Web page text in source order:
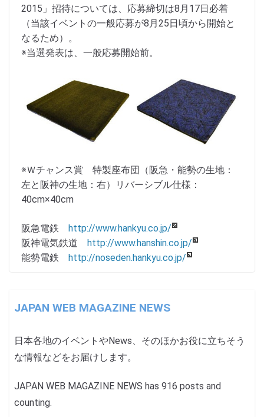
2015」招待については、応募締切は8月17日必着
（当該イベントの一般応募が8月25日頃から開始と
なるため）。
※当選発表は、一般応募開始前。
※Ｗチャンス賞 特製座布団（阪急・能勢の生地：
左と阪神の生地：右）リバーシブル仕様：
40cm×40cm
阪急電鉄
http://www.hankyu.co.jp/
阪神電気鉄道
http://www.hanshin.co.jp/
能勢電鉄
http://noseden.hankyu.co.jp/
JAPAN WEB MAGAZINE NEWS
日本各地のイベントやNews、そのほかお役に立ちそう
な情報などをお届けします。
JAPAN WEB MAGAZINE NEWS has 916 posts and
counting.